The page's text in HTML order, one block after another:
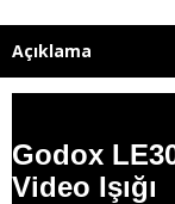
Açıklama
Godox
Video Işığı